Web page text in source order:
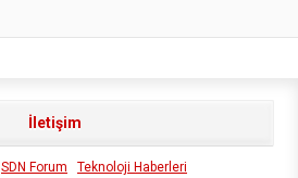
İletişim
SDN Forum
Teknoloji Haberleri